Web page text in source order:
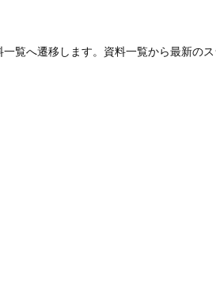
へ遷移します。資料一覧から最新のス